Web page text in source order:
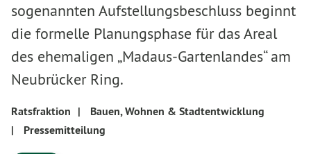
sogenannten Aufstellungsbeschluss beginnt
die formelle Planungsphase für das Areal
des ehemaligen „Madaus-Gartenlandes“ am
Neubrücker Ring.
Ratsfraktion |
Bauen, Wohnen & Stadtentwicklung
|
Pressemitteilung